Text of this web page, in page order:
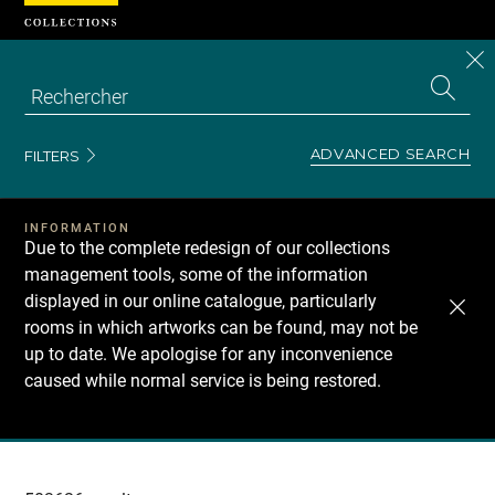
FILTERS ADVANCED SEARCH
INFORMATION
Due to the complete redesign of our collections
management tools, some of the information
displayed in our online catalogue, particularly
rooms in which artworks can be found, may not be
up to date. We apologise for any inconvenience
caused while normal service is being restored.
Recherche
Cookies management panel